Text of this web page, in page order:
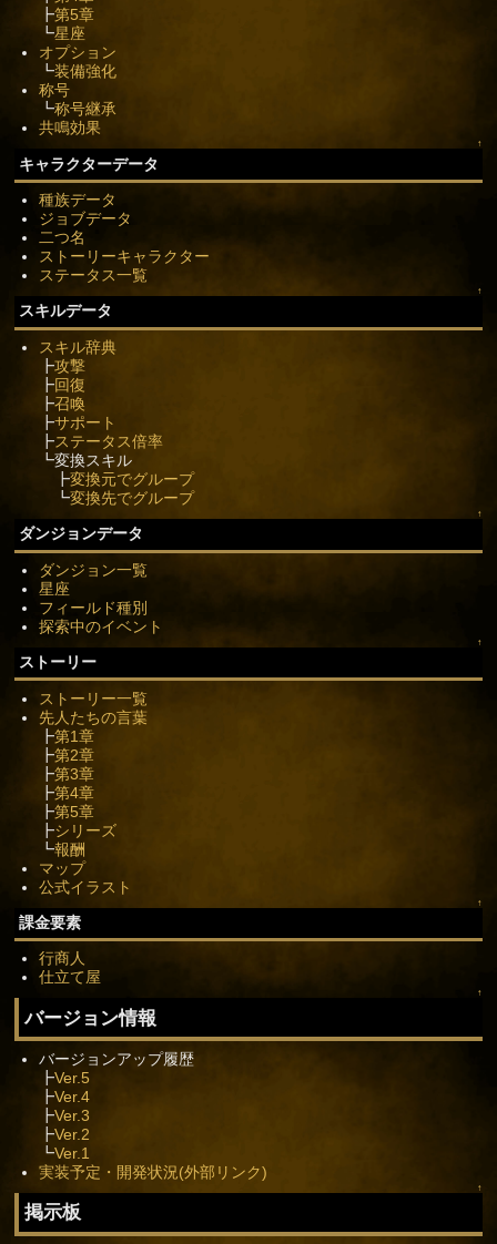
┣第5章
┗星座
オプション
┗装備強化
称号
┗称号継承
共鳴効果
↑
キャラクターデータ
種族データ
ジョブデータ
二つ名
ストーリーキャラクター
ステータス一覧
↑
スキルデータ
スキル辞典
┣攻撃
┣回復
┣召喚
┣サポート
┣ステータス倍率
┗変換スキル
┣変換元でグループ
┗変換先でグループ
↑
ダンジョンデータ
ダンジョン一覧
星座
フィールド種別
探索中のイベント
↑
ストーリー
ストーリー一覧
先人たちの言葉
┣第1章
┣第2章
┣第3章
┣第4章
┣第5章
┣シリーズ
┗報酬
マップ
公式イラスト
↑
課金要素
行商人
仕立て屋
↑
バージョン情報
バージョンアップ履歴
┣Ver.5
┣Ver.4
┣Ver.3
┣Ver.2
┗Ver.1
実装予定・開発状況(外部リンク)
↑
掲示板